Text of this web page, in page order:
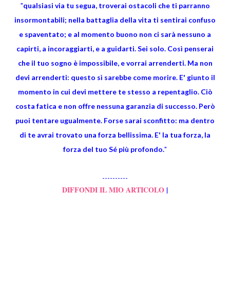
"qualsiasi via tu segua, troverai ostacoli che ti parranno
insormontabili; nella battaglia della vita ti sentirai confuso
e spaventato; e al momento buono non ci sarà nessuno a
capirti, a incoraggiarti, e a guidarti. Sei solo. Così penserai
che il tuo sogno è impossibile, e vorrai arrenderti. Ma non
devi arrenderti: questo sì sarebbe come morire. E' giunto il
momento in cui devi mettere te stesso a repentaglio. Ciò
costa fatica e non offre nessuna garanzia di successo. Però
puoi tentare ugualmente. Forse sarai sconfitto: ma dentro
di te avrai trovato una forza bellissima. E' la tua forza, la
forza del tuo Sé più profondo."
----------
DIFFONDI IL MIO ARTICOLO |